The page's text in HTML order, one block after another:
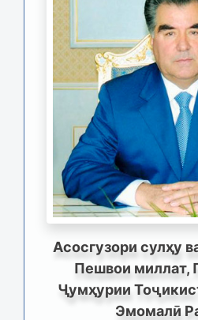
Асосгузори сулҳу
Пешвои миллат,
Ҷумҳурии
Эмомалӣ